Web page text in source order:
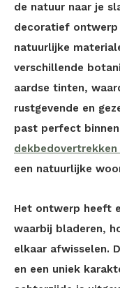
de natuur naar je
decoratief
natuurlijke
verschillende
aardse tinten,
rustgevende en
past perfect
dekbedovertrekken
een natuurlijke
Het ontwerp heeft
waarbij bladeren,
elkaar afwisselen.
en een uniek